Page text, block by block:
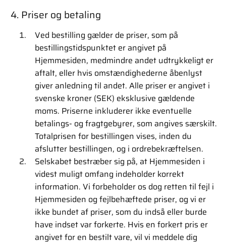
4. Priser og betaling
Ved bestilling gælder de priser, som på
bestillingstidspunktet er angivet på
Hjemmesiden, medmindre andet udtrykkeligt er
aftalt, eller hvis omstændighederne åbenlyst
giver anledning til andet. Alle priser er angivet i
svenske kroner (SEK) eksklusive gældende
moms. Priserne inkluderer ikke eventuelle
betalings- og fragtgebyrer, som angives særskilt.
Totalprisen for bestillingen vises, inden du
afslutter bestillingen, og i ordrebekræftelsen.
Selskabet bestræber sig på, at Hjemmesiden i
videst muligt omfang indeholder korrekt
information. Vi forbeholder os dog retten til fejl i
Hjemmesiden og fejlbehæftede priser, og vi er
ikke bundet af priser, som du indså eller burde
have indset var forkerte. Hvis en forkert pris er
angivet for en bestilt vare, vil vi meddele dig